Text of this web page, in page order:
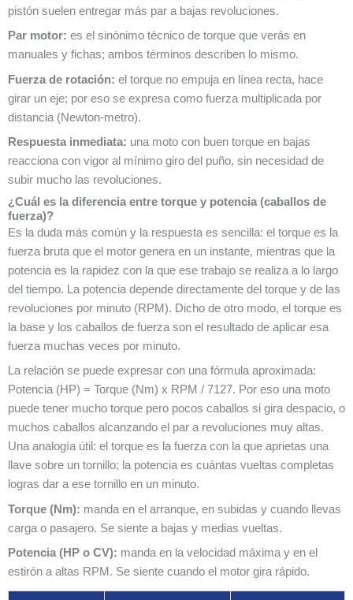
pistón suelen entregar más par a bajas revoluciones.
Par motor: es el sinónimo técnico de torque que verás en
manuales y fichas; ambos términos describen lo mismo.
Fuerza de rotación: el torque no empuja en línea recta, hace
girar un eje; por eso se expresa como fuerza multiplicada por
distancia (Newton-metro).
Respuesta inmediata: una moto con buen torque en bajas
reacciona con vigor al mínimo giro del puño, sin necesidad de
subir mucho las revoluciones.
¿Cuál es la diferencia entre torque y potencia (caballos de
fuerza)?
Es la duda más común y la respuesta es sencilla: el torque es la
fuerza bruta que el motor genera en un instante, mientras que la
potencia es la rapidez con la que ese trabajo se realiza a lo largo
del tiempo. La potencia depende directamente del torque y de las
revoluciones por minuto (RPM). Dicho de otro modo, el torque es
la base y los caballos de fuerza son el resultado de aplicar esa
fuerza muchas veces por minuto.
La relación se puede expresar con una fórmula aproximada:
Potencia (HP) = Torque (Nm) x RPM / 7127. Por eso una moto
puede tener mucho torque pero pocos caballos si gira despacio, o
muchos caballos alcanzando el par a revoluciones muy altas.
Una analogía útil: el torque es la fuerza con la que aprietas una
llave sobre un tornillo; la potencia es cuántas vueltas completas
logras dar a ese tornillo en un minuto.
Torque (Nm): manda en el arranque, en subidas y cuando llevas
carga o pasajero. Se siente a bajas y medias vueltas.
Potencia (HP o CV): manda en la velocidad máxima y en el
estirón a altas RPM. Se siente cuando el motor gira rápido.